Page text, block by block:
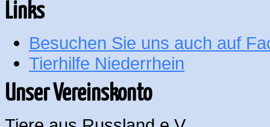
Links
Besuchen Sie uns auch auf
Tierhilfe Niederrhein
Unser Vereinskonto